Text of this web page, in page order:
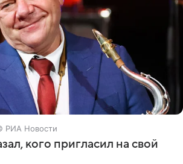
РИА Новости
кого пригласил на свой